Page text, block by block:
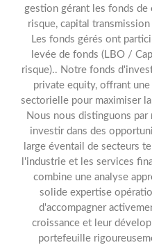
gestion gérant les fonds de
risque, capital
Les fonds gérés ont
levée de fonds (LBO /
risque).. Notre fonds
private equity, offrant
sectorielle pour maximiser
Nous nous distinguons
investir dans des
large éventail de secteurs
l'industrie et les services
combine une analyse
solide expertise
d'accompagner
croissance et leur
portefeuille